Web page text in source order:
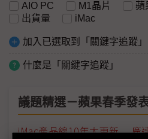
AIO PC M1晶片 蘋
出貨量
iMac
加入已選取到「關鍵字追蹤」
什麼是「關鍵字追蹤」
議題精選－蘋果春季發
iMac產品線10年大更新 廣